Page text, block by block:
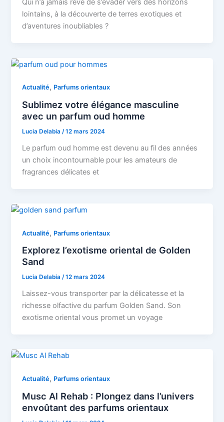
Qui n’a jamais rêvé de s’évader vers des horizons
lointains, à la découverte de terres exotiques et
d’aventures inoubliables ?
Actualité, Parfums orientaux
Sublimez votre élégance masculine
avec un parfum oud homme
Lucia Delabia/12 mars 2024
Le parfum oud homme est devenu au fil des années
un choix incontournable pour les amateurs de
fragrances délicates et
Actualité, Parfums orientaux
Explorez l’exotisme oriental de Golden
Sand
Lucia Delabia/12 mars 2024
Laissez-vous transporter par la délicatesse et la
richesse olfactive du parfum Golden Sand. Son
exotisme oriental vous promet un voyage
Actualité, Parfums orientaux
Musc Al Rehab : Plongez dans l’univers
envoûtant des parfums orientaux